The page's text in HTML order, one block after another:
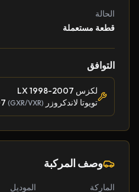
الحالة
قطعة مستعملة
التوافق
لكزس LX 1998-2007
تويوتا لاندكروزر (GXR/VXR)
وصف المركبة
الماركة الموديل